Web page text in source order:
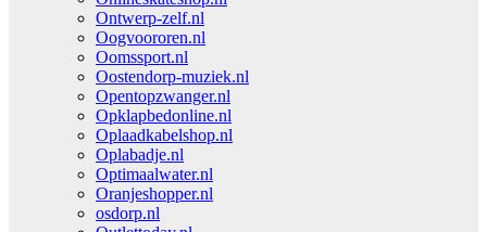
Ontwerp-zelf.nl
Oogvoororen.nl
Oomssport.nl
Oostendorp-muziek.nl
Opentopzwanger.nl
Opklapbedonline.nl
Oplaadkabelshop.nl
Oplabadje.nl
Optimaalwater.nl
Oranjeshopper.nl
osdorp.nl